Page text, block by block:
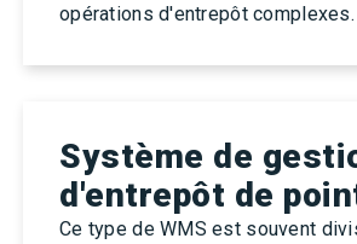
opérations d'entrepôt complexes.
Système de
d'entrepôt de
Ce type de WMS est souvent